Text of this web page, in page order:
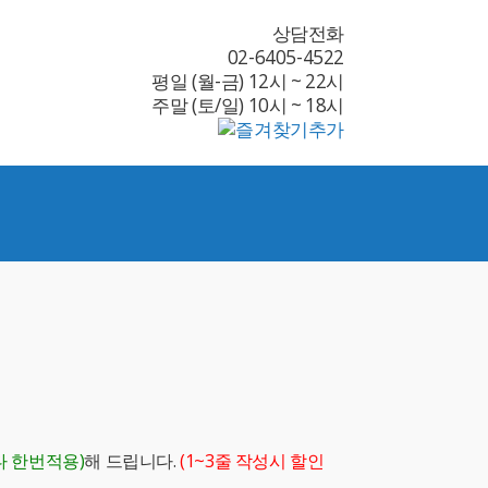
상담전화
02-6405-4522
평일 (월-금) 12시 ~ 22시
주말 (토/일) 10시 ~ 18시
한번적용)해 드립니다.(1~3줄 작성시 할인